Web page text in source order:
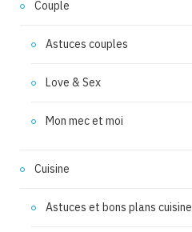
Couple
Astuces couples
Love & Sex
Mon mec et moi
Cuisine
Astuces et bons plans cuisine